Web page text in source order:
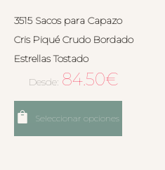
3515 Sacos para Capazo
Cris Piqué Crudo Bordado
Estrellas Tostado
Desde: 84.50€
Seleccionar opciones